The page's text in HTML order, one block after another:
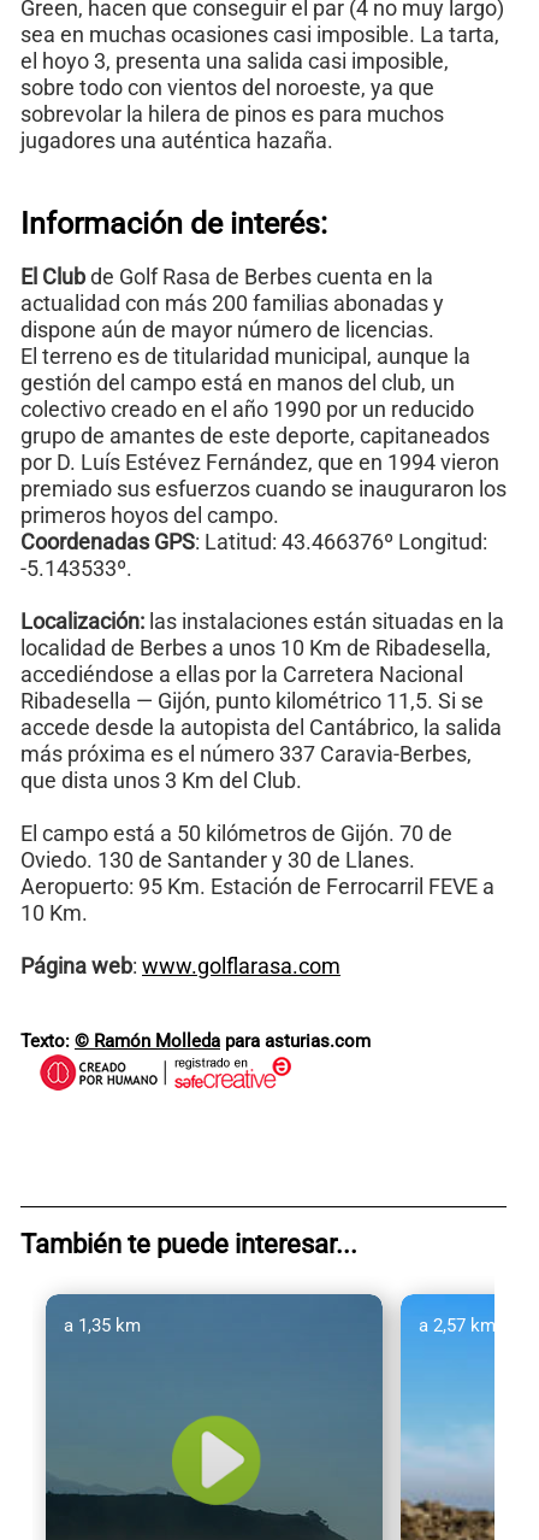
Green, hacen que conseguir el par (4 no muy largo)
sea en muchas ocasiones casi imposible. La tarta,
el hoyo 3, presenta una salida casi imposible,
sobre todo con vientos del noroeste, ya que
sobrevolar la hilera de pinos es para muchos
jugadores una auténtica hazaña.
Información de interés:
El Clubde Golf Rasa de Berbes cuenta en la
actualidad con más 200 familias abonadas y
dispone aún de mayor número de licencias.
El terreno es de titularidad municipal, aunque la
gestión del campo está en manos del club, un
colectivo creado en el año 1990 por un reducido
grupo de amantes de este deporte, capitaneados
por D. Luís Estévez Fernández, que en 1994 vieron
premiado sus esfuerzos cuando se inauguraron los
primeros hoyos del campo.
Coordenadas GPS: Latitud: 43.466376º Longitud:
-5.143533º.
Localización: las instalaciones están situadas en la
localidad de Berbes a unos 10 Km de Ribadesella,
accediéndose a ellas por la Carretera Nacional
Ribadesella — Gijón, punto kilométrico 11,5. Si se
accede desde la autopista del Cantábrico, la salida
más próxima es el número 337 Caravia-Berbes,
que dista unos 3 Km del Club.
El campo está a 50 kilómetros de Gijón. 70 de
Oviedo. 130 de Santander y 30 de Llanes.
Aeropuerto: 95 Km. Estación de Ferrocarril FEVE a
10 Km.
Página web: www.golflarasa.com
Texto: © Ramón Molleda para asturias.com
También te puede interesar...
a 1,35 km a 2,57 km